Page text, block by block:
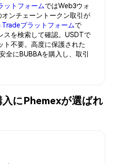
ットフォームではWeb3ウォ
ンチェーントークン取引が
Tradeプラットフォームで
スを検索して確認。USDTで
ト不要。高度に保護された
全にBUBBAを購入し、取引
にPhemexが選ばれ